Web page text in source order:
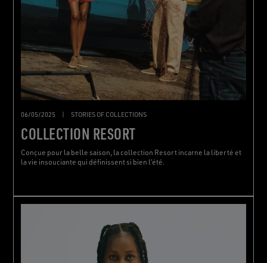
06/05/2025 STORIES OF COLLECTIONS
COLLECTION RESORT
Conçue pour la belle saison, la collection Resort incarne la liberté et
la vie insouciante qui définissent si bien l’été.